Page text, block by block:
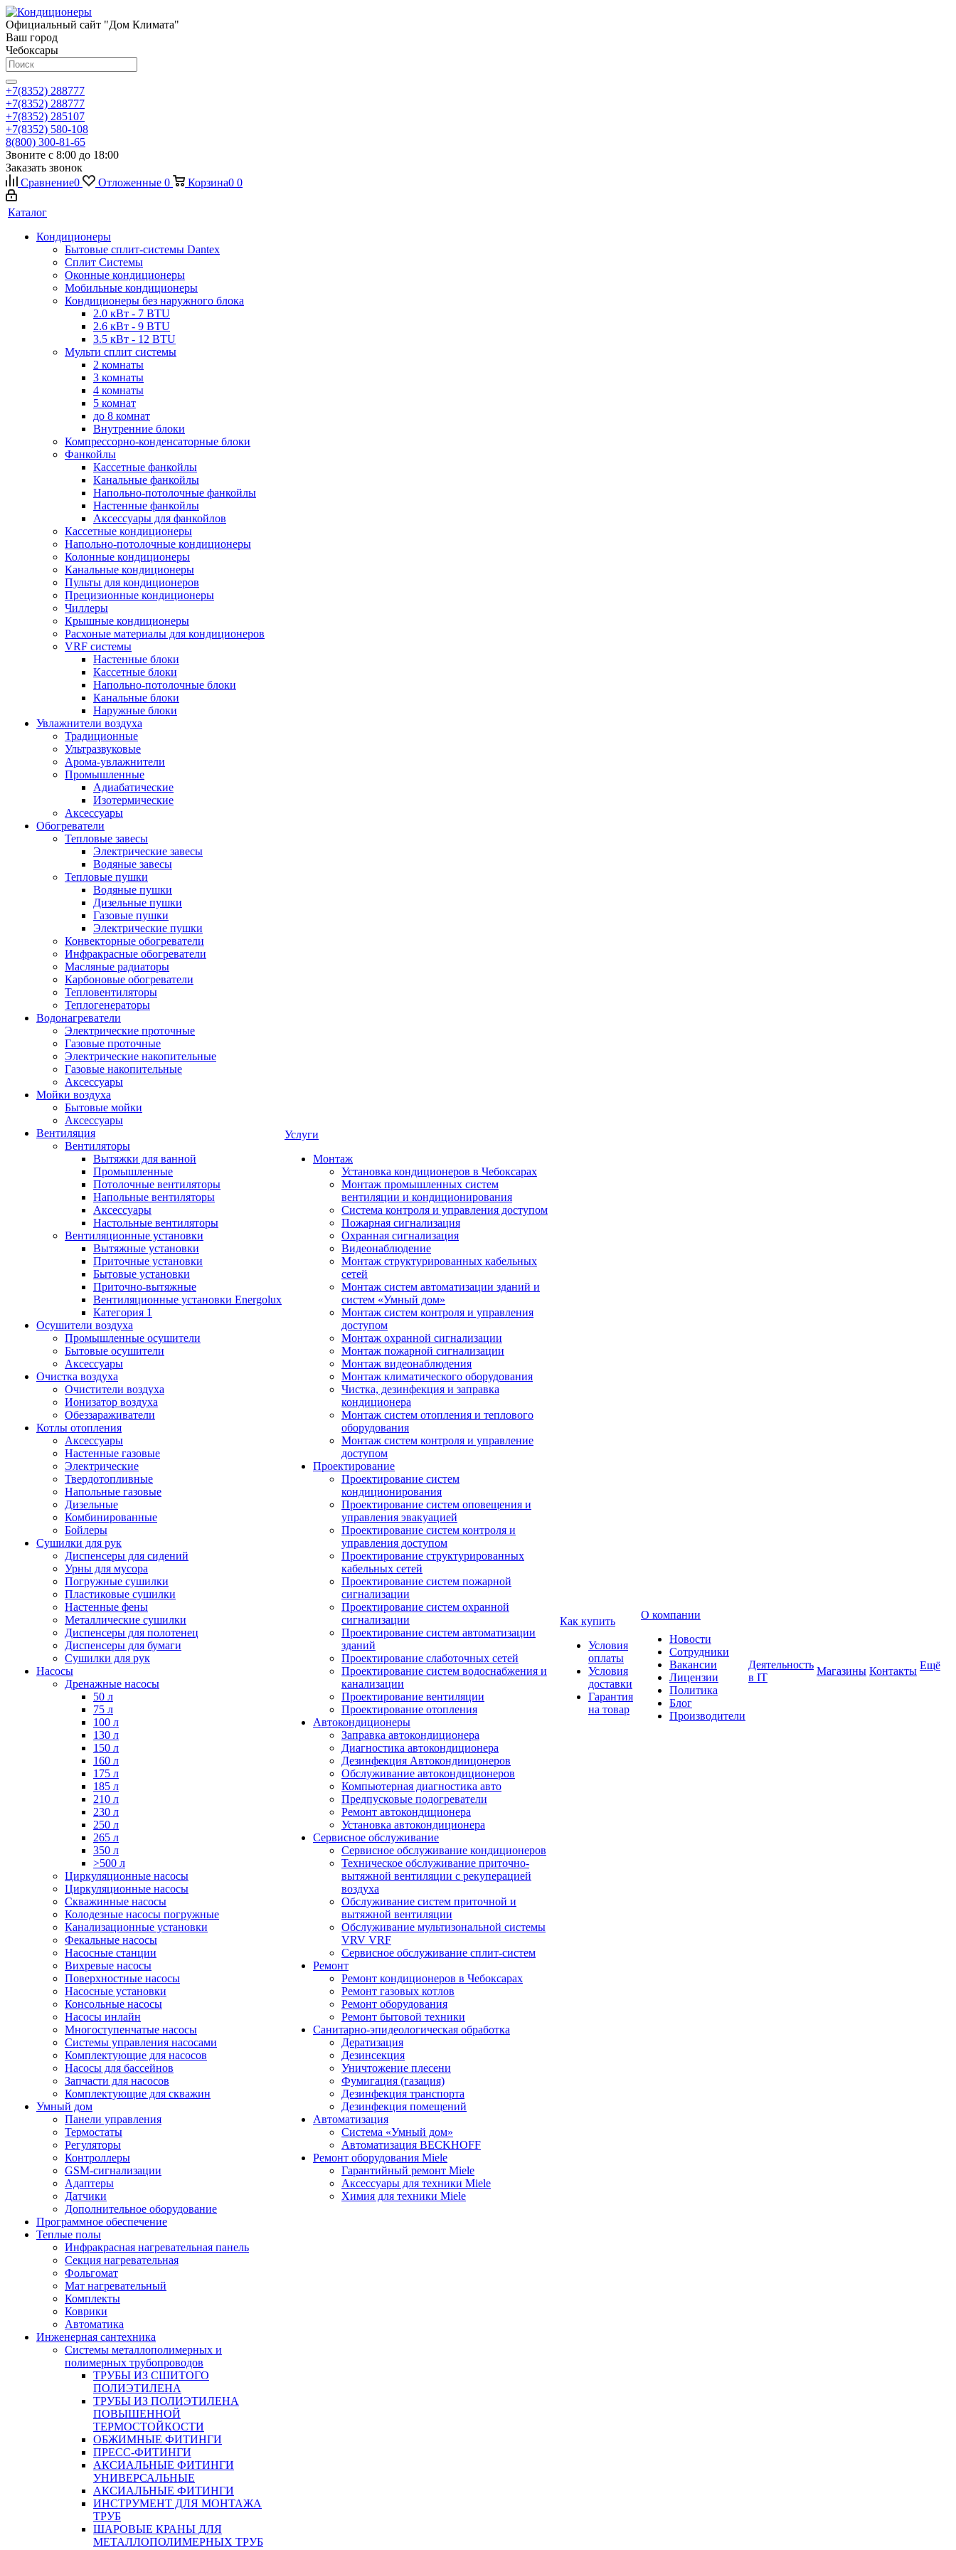
Официальный сайт "Дом Климата"
Ваш город
Чебоксары
+7(8352) 288777
+7(8352) 288777
+7(8352) 285107
+7(8352) 580-108
8(800) 300-81-65
Звоните с 8:00 до 18:00
Заказать звонок
Сравнение0 Отложенные 0 Корзина0 0
Каталог
Кондиционеры
Бытовые сплит-системы Dantex
Сплит Системы
Оконные кондиционеры
Мобильные кондиционеры
Кондиционеры без наружного блока
2.0 кВт - 7 BTU
2.6 кВт - 9 BTU
3.5 кВт - 12 BTU
Мульти сплит системы
2 комнаты
3 комнаты
4 комнаты
5 комнат
до 8 комнат
Внутренние блоки
Компрессорно-конденсаторные блоки
Фанкойлы
Кассетные фанкойлы
Канальные фанкойлы
Напольно-потолочные фанкойлы
Настенные фанкойлы
Аксессуары для фанкойлов
Кассетные кондиционеры
Напольно-потолочные кондиционеры
Колонные кондиционеры
Канальные кондиционеры
Пульты для кондиционеров
Прецизионные кондиционеры
Чиллеры
Крышные кондиционеры
Расхоные материалы для кондиционеров
VRF системы
Настенные блоки
Кассетные блоки
Напольно-потолочные блоки
Канальные блоки
Наружные блоки
Увлажнители воздуха
Традиционные
Ультразвуковые
Арома-увлажнители
Промышленныe
Адиабатические
Изотермические
Аксессуары
Обогреватели
Тепловые завесы
Электрические завесы
Водяные завесы
Тепловые пушки
Водяные пушки
Дизельные пушки
Газовые пушки
Электрические пушки
Конвекторные обогреватели
Инфракрасные обогреватели
Масляные радиаторы
Карбоновые обогреватели
Тепловентиляторы
Теплогенераторы
Водонагреватели
Электрические проточные
Газовые проточные
Электрические накопительные
Газовые накопительные
Аксессуары
Мойки воздуха
Бытовые мойки
Аксессуары
Вентиляция
Вентиляторы
Вытяжки для ванной
Промышленные
Потолочные вентиляторы
Напольные вентиляторы
Аксессуары
Настольные вентиляторы
Вентиляционные установки
Вытяжные установки
Приточные установки
Бытовые установки
Приточно-вытяжные
Вентиляционные установки Energolux
Категория 1
Осушители воздуха
Промышленные осушители
Бытовые осушители
Аксессуары
Очистка воздуха
Очистители воздуха
Ионизатор воздуха
Обеззараживатели
Котлы отопления
Аксессуары
Настенные газовые
Электрические
Твердотопливные
Напольные газовые
Дизельные
Комбинированные
Бойлеры
Сушилки для рук
Диспенсеры для сидений
Урны для мусора
Погружные сушилки
Пластиковые сушилки
Настенные фены
Металлические сушилки
Диспенсеры для полотенец
Диспенсеры для бумаги
Сушилки для рук
Насосы
Дренажные насосы
50 л
75 л
100 л
130 л
150 л
160 л
175 л
185 л
210 л
230 л
250 л
265 л
350 л
>500 л
Циркуляционные насосы
Циркуляционные насосы
Скважинные насосы
Колодезные насосы погружные
Канализационные установки
Фекальные насосы
Насосные станции
Вихревые насосы
Поверхностные насосы
Насосные установки
Консольные насосы
Насосы инлайн
Многоступенчатые насосы
Системы управления насосами
Комплектующие для насосов
Насосы для бассейнов
Запчасти для насосов
Комплектующие для скважин
Умный дом
Панели управления
Термостаты
Регуляторы
Контроллеры
GSM-сигнализации
Адаптеры
Датчики
Дополнительное оборудование
Программное обеспечение
Теплые полы
Инфракрасная нагревательная панель
Секция нагревательная
Фольгомат
Мат нагревательный
Комплекты
Коврики
Автоматика
Инженерная сантехника
Системы металлополимерных и
полимерных трубопроводов
ТРУБЫ ИЗ СШИТОГО
ПОЛИЭТИЛЕНА
ТРУБЫ ИЗ ПОЛИЭТИЛЕНА
ПОВЫШЕННОЙ
ТЕРМОСТОЙКОСТИ
ОБЖИМНЫЕ ФИТИНГИ
ПРЕСС-ФИТИНГИ
АКСИАЛЬНЫЕ ФИТИНГИ
УНИВЕРСАЛЬНЫЕ
АКСИАЛЬНЫЕ ФИТИНГИ
ИНСТРУМЕНТ ДЛЯ МОНТАЖА
ТРУБ
ШАРОВЫЕ КРАНЫ ДЛЯ
МЕТАЛЛОПОЛИМЕРНЫХ ТРУБ
Услуги
Монтаж
Установка кондиционеров в Чебоксарах
Монтаж промышленных систем
вентиляции и кондиционирования
Система контроля и управления доступом
Пожарная сигнализация
Охранная сигнализация
Видеонаблюдение
Монтаж структурированных кабельных
сетей
Монтаж систем автоматизации зданий и
систем «Умный дом»
Монтаж систем контроля и управления
доступом
Монтаж охранной сигнализации
Монтаж пожарной сигнализации
Монтаж видеонаблюдения
Монтаж климатического оборудования
Чистка, дезинфекция и заправка
кондиционера
Монтаж систем отопления и теплового
оборудования
Монтаж систем контроля и управление
доступом
Проектирование
Проектирование систем
кондиционирования
Проектирование систем оповещения и
управления эвакуацией
Проектирование систем контроля и
управления доступом
Проектирование структурированных
кабельных сетей
Проектирование систем пожарной
сигнализации
Проектирование систем охранной
сигнализации
Проектирование систем автоматизации
зданий
Проектирование слаботочных сетей
Проектирование систем водоснабжения и
канализации
Проектирование вентиляции
Проектирование отопления
Автокондиционеры
Заправка автокондиционера
Диагностика автокондиционера
Дезинфекция Автокондиицонеров
Обслуживание автокондиционеров
Компьютерная диагностика авто
Предпусковые подогреватели
Ремонт автокондиционера
Установка автокондиционера
Сервисное обслуживание
Сервисное обслуживание кондиционеров
Техническое обслуживание приточно-
вытяжной вентиляции с рекуперацией
воздуха
Обслуживание систем приточной и
вытяжной вентиляции
Обслуживание мультизональной системы
VRV VRF
Сервисное обслуживание сплит-систем
Ремонт
Ремонт кондиционеров в Чебоксарах
Ремонт газовых котлов
Ремонт оборудования
Ремонт бытовой техники
Санитарно-эпидеологическая обработка
Дератизация
Дезинсекция
Уничтожение плесени
Фумигация (газация)
Дезинфекция транспорта
Дезинфекция помещений
Автоматизация
Система «Умный дом»
Автоматизация BECKHOFF
Ремонт оборудования Miele
Гарантийный ремонт Miele
Аксессуары для техники Miele
Химия для техники Miele
Как купить
Условия
оплаты
Условия
доставки
Гарантия
на товар
О компании
Новости
Сотрудники
Вакансии
Лицензии
Политика
Блог
Производители
Деятельность
в IT
Магазины Контакты Ещё